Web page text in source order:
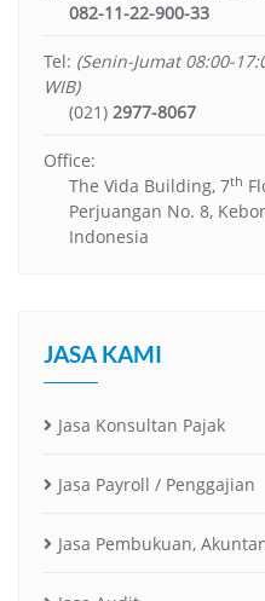
082-11-22-900-33
Tel: (Senin-Jumat 08:00-
WIB)
(021) 2977-8067
Office:
The Vida Building, 7th
Perjuangan No. 8,
Indonesia
JASA KAMI
Jasa Konsultan Pajak
Jasa Payroll / Penggajian
Jasa Pembukuan,